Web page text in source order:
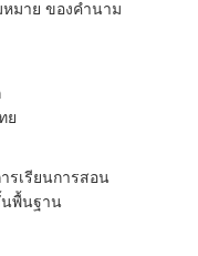
มาย ของคำนาม
ย
รเรียนการสอน
นพื้นฐาน